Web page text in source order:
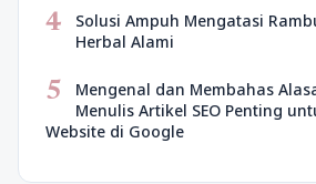
4
Solusi Ampuh Mengatasi
Herbal Alami
5
Mengenal dan Membahas
Menulis Artikel SEO Penting
Website di Google